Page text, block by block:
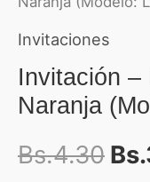
Invitaciones
Invitación –
Naranja
Bs.4.30 Bs.
Naranja
LC-
004)
cantidad